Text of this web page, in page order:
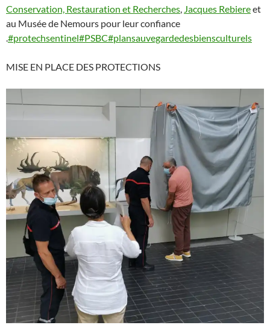
Conservation, Restauration et Recherches Jacques Rebiereet
au Musée de Nemours pour leur confiance
#protechsentinel#PSBC#plansauvegardedesbiensculturels
MISE EN PLACE DES PROTECTIONS